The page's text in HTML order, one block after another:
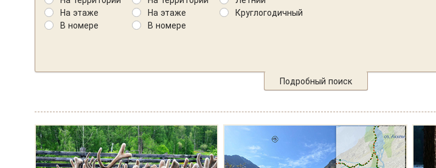
На этаже
В номере
На этаже
В номере
Круглогодичный
Подробный поиск